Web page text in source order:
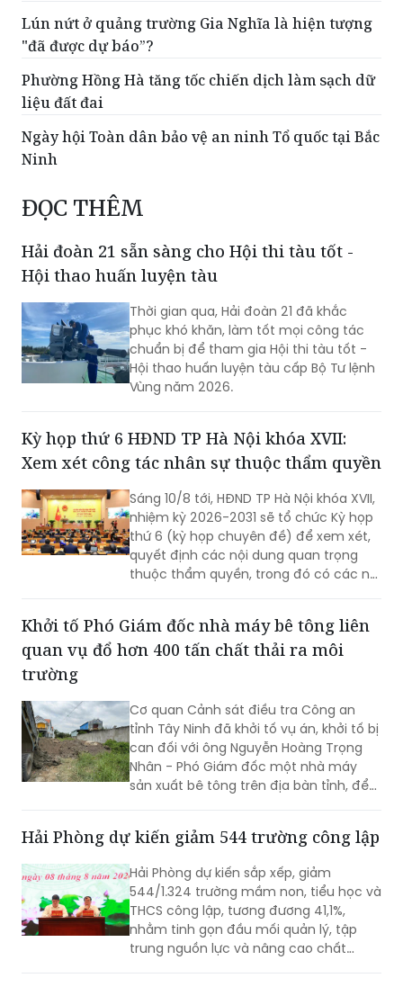
Phường Hồng Hà tăng tốc chiến dịch làm sạch dữ
liệu đất đai
Ngày hội Toàn dân bảo vệ an ninh Tổ quốc tại Bắc
Ninh
ĐỌC THÊM
Hải đoàn 21 sẵn sàng cho Hội thi tàu tốt -
Thời gian qua, Hải đoàn 21 đã khắc
phục khó khăn, làm tốt mọi công tác
chuẩn bị để tham gia Hội thi tàu tốt -
Hội thao huấn luyện tàu cấp Bộ Tư lệnh
Vùng năm 2026.
Kỳ họp thứ 6 HĐND TP Hà Nội khóa XVII:
Sáng 10/8 tới, HĐND TP Hà Nội khóa XVII,
nhiệm kỳ 2026-2031 sẽ tổ chức Kỳ họp
thứ 6 (kỳ họp chuyên đề) để xem xét,
quyết định các nội dung quan trọng
thuộc thẩm quyền, trong đó có các nội
dung về công tác nhân sự.
Khởi tố Phó Giám đốc nhà máy bê tông liên
trường
can đối với ông Nguyễn Hoàng Trọng
Nhân - Phó Giám đốc một nhà máy
sản xuất bê tông trên địa bàn tỉnh, để
điều tra về hành vi “Gây ô nhiễm môi
trường”. Vụ án được xác định liên quan
đến việc đổ, chôn lấp trái phép hơn
Hải Phòng dự kiến giảm 544 trường công lập
Hải Phòng dự kiến sắp xếp, giảm
544/1.324 trường mầm non, tiểu học và
THCS công lập, tương đương 41,1%,
nhằm tinh gọn đầu mối quản lý, tập
trung nguồn lực và nâng cao chất
lượng giáo dục. Việc sắp xếp phải hoàn
thành trước ngày 20/8/2026.
Sinh viên Luật TP HCM lần đầu thực hiện